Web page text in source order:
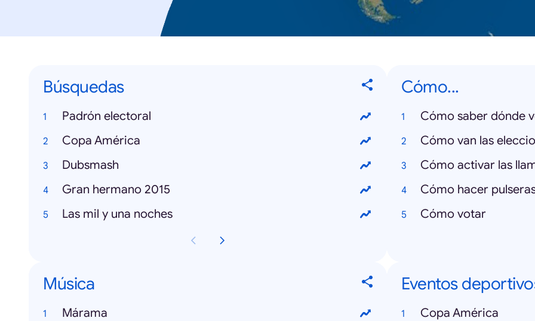
Búsquedas
Padrón electoral
Copa América
Dubsmash
Gran hermano 2015
Las mil y una noches
Cómo...
Cómo saber dónde
Cómo van las
Cómo activar las
Cómo hacer
Cómo votar
Música
Márama
Eventos
Copa América